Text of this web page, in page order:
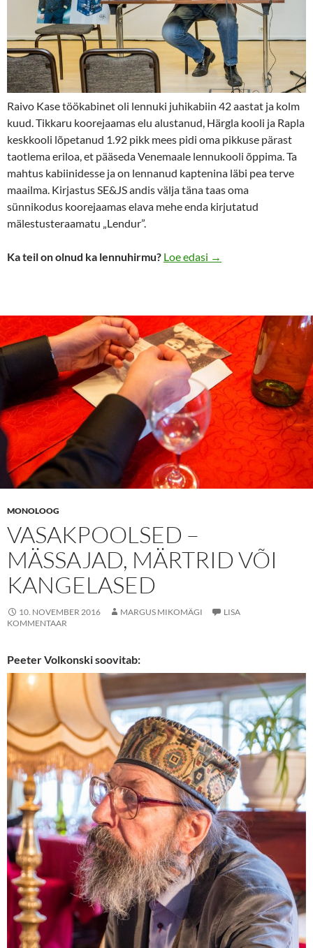
Raivo Kase töökabinet oli lennuki juhikabiin 42 aastat ja kolm
kuud. Tikkaru koorejaamas elu alustanud, Härgla kooli ja Rapla
keskkooli lõpetanud 1.92 pikk mees pidi oma pikkuse pärast
taotlema eriloa, et pääseda Venemaale lennukooli õppima. Ta
mahtus kabiinidesse ja on lennanud kaptenina läbi pea terve
maailma. Kirjastus SE&JS andis välja täna taas oma
sünnikodus koorejaamas elava mehe enda kirjutatud
mälestusteraamatu „Lendur”.
Ka teil on olnud ka lennuhirmu? Loe edasi Raivo Kask, lennud
→
MONOLOOG
VASAKPOOLSED –
MÄSSAJAD, MÄRTRID VÕI
KANGELASED
10. NOVEMBER 2016 MARGUS MIKOMÄGI
LISA
KOMMENTAAR
Peeter Volkonski soovitab: